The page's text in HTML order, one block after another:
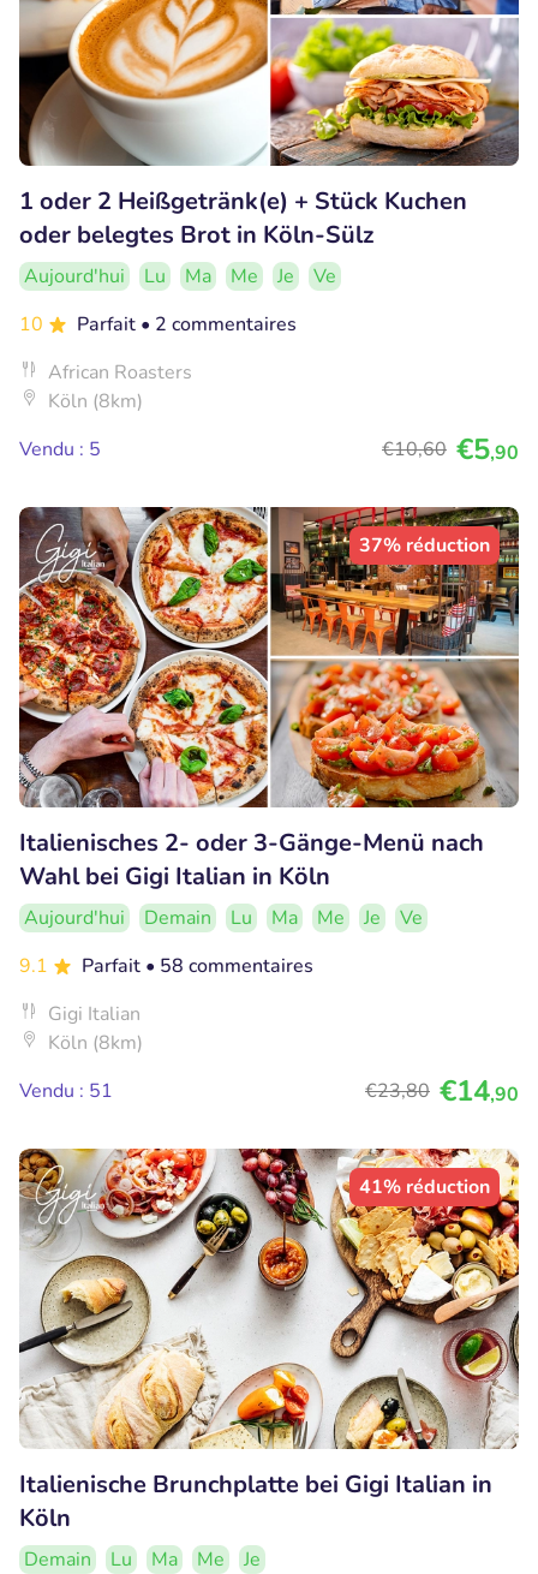
1 oder 2 Heißgetränk(e) + Stück Kuchen
oder belegtes Brot in Köln-Sülz
Aujourd'hui Lu Ma Me Je
Ve
10
Parfait • 2 commentaires
African Roasters
Köln (8km)
Vendu : 5
€10,60 €5,90
37% réduction
Italienisches 2- oder 3-Gänge-Menü nach
Wahl bei Gigi Italian in Köln
Aujourd'hui Demain Lu Ma Me Je
Ve
9.1
Parfait • 58 commentaires
Gigi Italian
Köln (8km)
Vendu : 51
€23,80 €14,90
41% réduction
Italienische Brunchplatte bei Gigi Italian in
Köln
Demain Lu Ma Me
Je